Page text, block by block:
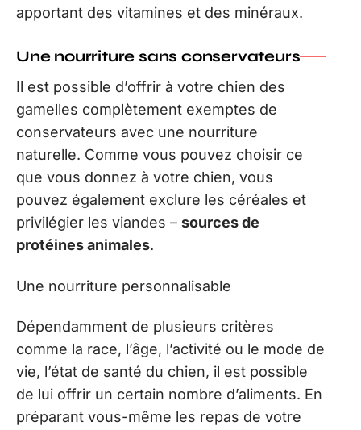
apportant des vitamines et des minéraux.
Une nourriture sans conservateurs
Il est possible d’offrir à votre chien des
gamelles complètement exemptes de
conservateurs avec une nourriture
naturelle. Comme vous pouvez choisir ce
que vous donnez à votre chien, vous
pouvez également exclure les céréales et
privilégier les viandes – sources de
protéines animales.
Une nourriture personnalisable
Dépendamment de plusieurs critères
comme la race, l’âge, l’activité ou le mode de
vie, l’état de santé du chien, il est possible
de lui offrir un certain nombre d’aliments. En
préparant vous-même les repas de votre